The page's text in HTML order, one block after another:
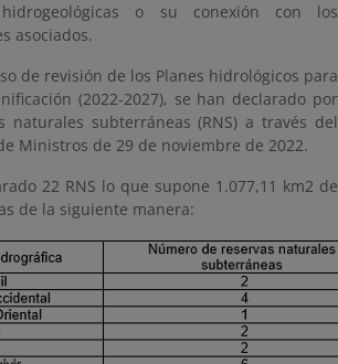
o su conexión con los
asociados.
de revisión de los Planes hidrológicos para
(2022-2027), se han declarado por
naturales subterráneas (RNS) a través del
Ministros de 29 de noviembre de 2022.
22 RNS lo que supone 1.077,11 km2 de
de la siguiente manera: